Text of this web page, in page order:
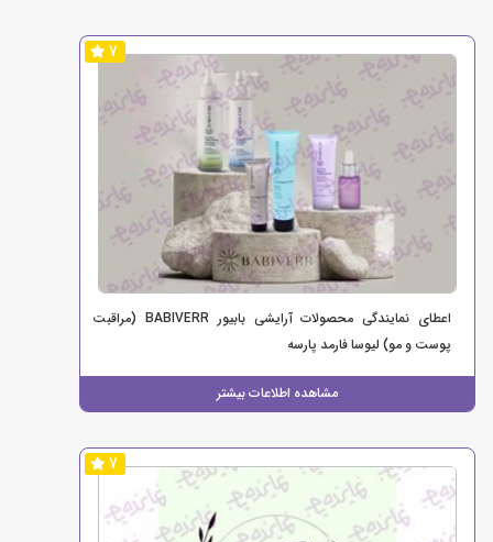
7
اعطای نمایندگی محصولات آرایشی بابیور BABIVERR (مراقبت
پوست و مو) لیوسا فارمد پارسه
مشاهده اطلاعات بیشتر
7